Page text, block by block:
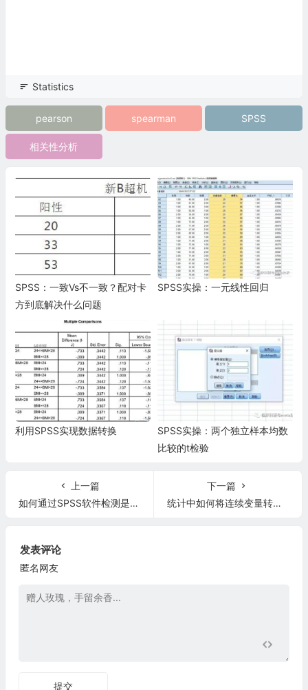
Statistics
pearson spearman SPSS
相关性分析
SPSS：一致Vs不一致？配对卡
方到底解决什么问题
SPSS实操：一元线性回归
利用SPSS实现数据转换
SPSS实操：两个独立样本均数
比较的t检验
上一篇
如何通过SPSS软件检测是否正态分布以及方差齐性
下一篇
统计中如何将连续变量转换为分类变量
发表评论
匿名网友
提交